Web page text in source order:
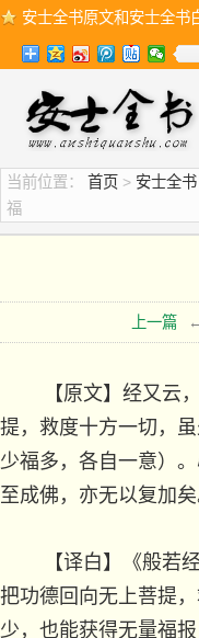
安士全书原文和安士全书
当前位置： 首页 > 安士全书
福
上一篇 ←
【原文】经又云
提，救度十方一切，
少福多，各自一意）
至成佛，亦无以复加矣
【译白】《般若
把功德回向无上菩提
少，也能获得无量福